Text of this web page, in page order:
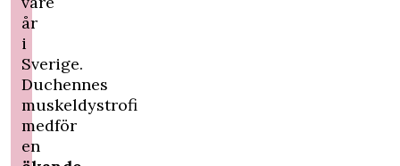
år
i
Sverige.
Duchennes
muskeldystrofi
medför
en